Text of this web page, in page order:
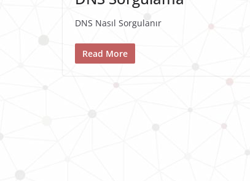
DNS Nasıl Sorgulanır
Read More